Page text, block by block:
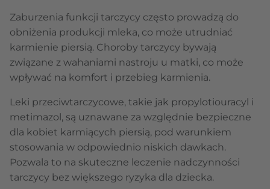
Zaburzenia funkcji tarczycy często prowadzą do
obniżenia produkcji mleka, co może utrudniać
karmienie piersią. Choroby tarczycy bywają
związane z wahaniami nastroju u matki, co może
wpływać na komfort i przebieg karmienia.
Leki przeciwtarczycowe, takie jak propylotiouracyl i
metimazol, są uznawane za względnie bezpieczne
dla kobiet karmiących piersią, pod warunkiem
stosowania w odpowiednio niskich dawkach.
Pozwala to na skuteczne leczenie nadczynności
tarczycy bez większego ryzyka dla dziecka.